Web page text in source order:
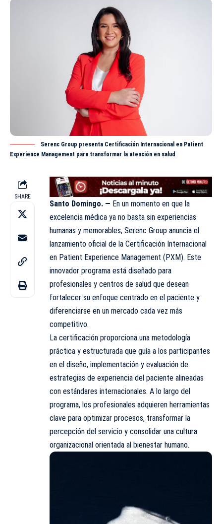
Serenc Group presenta Certificación Internacional en Patient
Experience Management para transformar la atención en salud
SHARE
Santo Domingo. — En un momento en que la
excelencia médica ya no basta sin experiencias
humanas y memorables, Serenc Group anuncia el
lanzamiento oficial de la Certificación Internacional
en Patient Experience Management (PXM). Este
innovador programa está diseñado para
profesionales y centros de salud que desean
fortalecer su enfoque centrado en el paciente y
diferenciarse en un mercado cada vez más
competitivo.
La certificación proporciona una metodología
práctica y estructurada que guía a los participantes
en el diseño, implementación y evaluación de
estrategias de experiencia del paciente alineadas
con estándares internacionales. A lo largo del
programa, los profesionales adquieren herramientas
clave para optimizar procesos, transformar la
percepción del servicio y consolidar una cultura
organizacional orientada al bienestar humano.